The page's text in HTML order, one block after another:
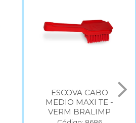
ESCOVA CABO
MEDIO MAXI TE -
VERM BRALIMP